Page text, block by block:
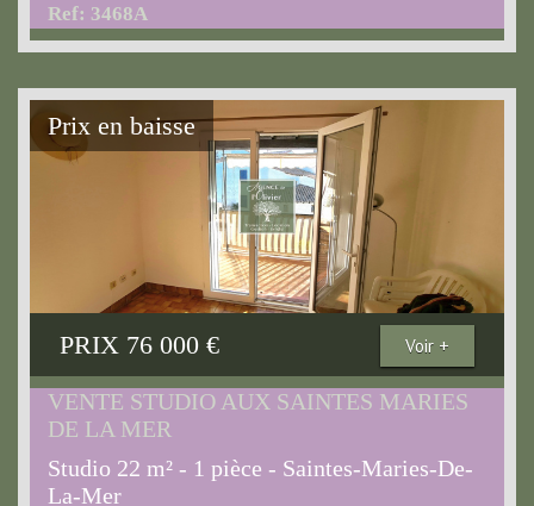
Ref: 3468A
Prix en baisse
PRIX 76 000 € Voir +
VENTE STUDIO AUX SAINTES MARIES
DE LA MER
Studio 22 m² - 1 pièce - Saintes-Maries-De-
La-Mer